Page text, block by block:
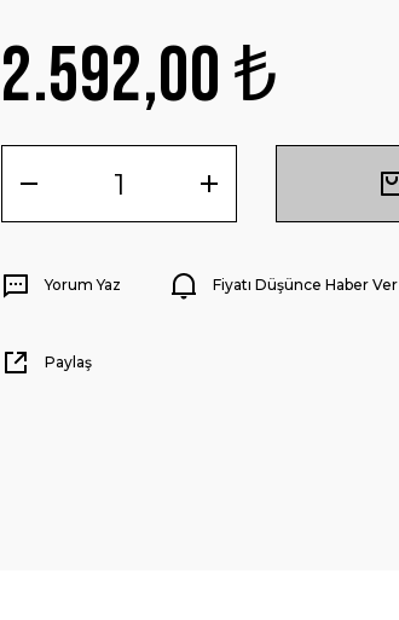
2.592,00 ₺
Yorum Yaz Fiyatı Düşünce Haber Ver
Paylaş